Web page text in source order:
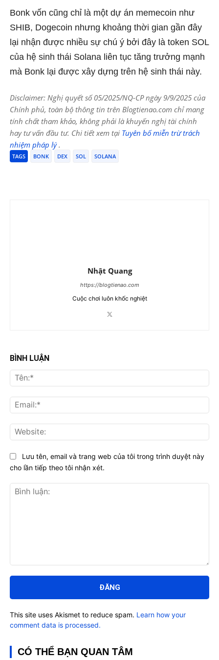
Bonk vốn cũng chỉ là một dự án memecoin như
SHIB, Dogecoin nhưng khoảng thời gian gần đây
lại nhận được nhiều sự chú ý bởi đây là token SOL
của hệ sinh thái Solana liên tục tăng trưởng mạnh
mà Bonk lại được xây dựng trên hệ sinh thái này.
Disclaimer: Nghị quyết số 05/2025/NQ-CP ngày 9/9/2025 của
Chính phủ, toàn bộ thông tin trên Blogtienao.com chỉ mang
tính chất tham khảo, không phải là khuyến nghị tài chính
hay tư vấn đầu tư. Chi tiết xem tại Tuyên bố miễn trừ trách
nhiệm pháp lý.
TAGS BONK DEX SOL SOLANA
Nhật Quang
https://blogtienao.com
Cuộc chơi luôn khốc nghiệt
BÌNH LUẬN
luận:
Lưu tên, email và trang web của tôi trong trình duyệt này
cho lần tiếp theo tôi nhận xét.
This site uses Akismet to reduce spam. Learn how your
comment data is processed.
CÓ THỂ BẠN QUAN TÂM